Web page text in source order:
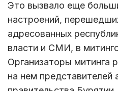
Это вызвало еще
настроений,
адресованных
власти и СМИ, в
Организаторы митинга
на нем представителей